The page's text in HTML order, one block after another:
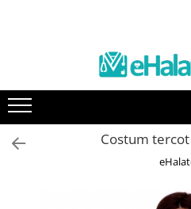
Toate Produsele
Bluze Unisex
Costume Unisex
Bluze unisex cu imprimeuri
Costum